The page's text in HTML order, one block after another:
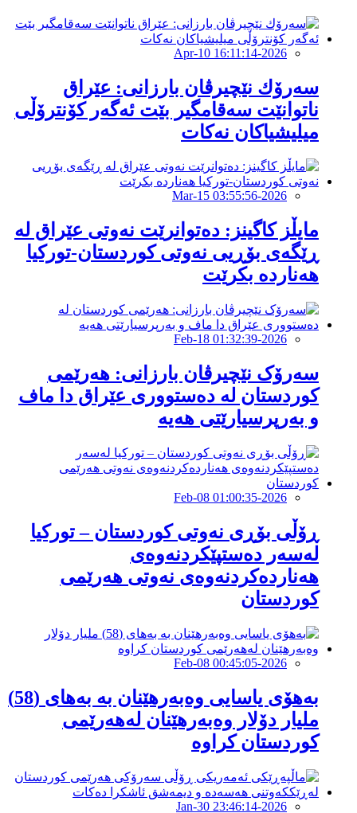
2026-Apr-10 16:11:14
سەرۆك نێچیرڤان بارزانی: عێراق
ناتوانێت سەقامگیر بێت ئەگەر کۆنترۆڵی
میلیشیاکان نەکات
2026-Mar-15 03:55:56
مایڵز کاگینز: دەتوانرێت نەوتی عێراق لە
ڕێگەی بۆڕیی نەوتی کوردستان-تورکیا
هەناردە بكرێت
2026-Feb-18 01:32:39
سەرۆک نێچیرڤان بارزانی: هەرێمی
کوردستان لە دەستووری عێراق دا ماف
و بەرپرسیارێتی هەیە
2026-Feb-08 01:00:35
ڕۆڵی بۆڕی نەوتی كوردستان – توركیا
لەسەر دەستپێكردنەوەی
هەناردەكردنەوەی نەوتی هەرێمی
كوردستان
2026-Feb-08 00:45:05
بەهۆی یاسایی وەبەرهێنان بە بەهای (58)
ملیار دۆلار وەبەرهێنان لەهەرێمی
کوردستان كراوە
2026-Jan-30 23:46:14